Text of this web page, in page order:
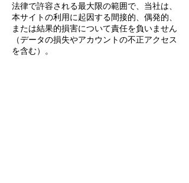
法律で許容される最大限の範囲で、当社は、
本サイトの利用に起因する間接的、偶発的、
または結果的損害について責任を負いません
（データの損失やアカウントの不正アクセス
を含む）。